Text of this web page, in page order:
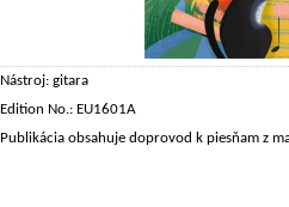
Nástroj: gitara
Edition No.: EU1601A
Publikácia obsahuje doprovod k piesňam z